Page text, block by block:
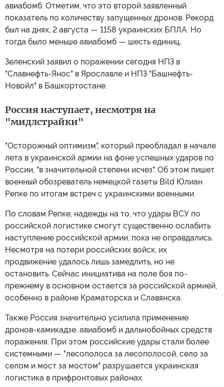
авиабомб. Отметим, что это второй заявленный
показатель по количеству запущенных дронов. Рекорд
был на днях, 2 августа — 1158 украинских БПЛА. Но
тогда было меньше авиабомб — шесть единиц.
Зеленский заявил о поражении сегодня НПЗ в
"Славнефть-Янос" в Ярославле и НПЗ "Башнефть-
Новойл" в Башкортостане.
Россия наступает, несмотря на
"мидлстрайки"
"Осторожный оптимизм", который преобладал в начале
лета в украинской армии на фоне успешных ударов по
России, "в значительной степени исчез". Об этом пишет
военный обозреватель немецкой газеты Bild Юлиан
Репке по итогам встреч с украинскими военными.
По словам Репке, надежды на то, что удары ВСУ по
российской логистике смогут существенно ослабить
наступление российской армии, пока не оправдались.
Несмотря на потери российских войск, их
продвижение удалось лишь замедлить, но не
остановить. Сейчас инициатива на поле боя по-
прежнему в основном остается за российской армией,
особенно в районе Краматорска и Славянска.
Также Россия значительно усилила применение
дронов-камикадзе, авиабомб и дальнобойных средств
поражения. При этом российские удары стали более
системными — "лесополоса за лесополосой, село за
селом и мост за мостом" разрушается украинская
логистика в прифронтовых районах.